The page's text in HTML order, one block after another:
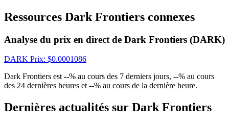
Se connecter S'inscrire
Centre de
Ressources Dark Frontiers connexes
Analyse du prix en direct de Dark Frontiers (DARK)
DARK Prix: $0.0001086
Dark Frontiers est --% au cours des 7 derniers jours, --% au cours
des 24 dernières heures et --% au cours de la dernière heure.
Dernières actualités sur Dark Frontiers